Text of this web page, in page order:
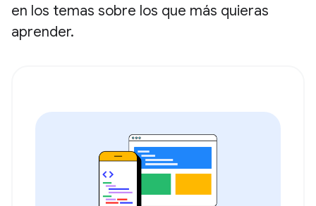
en los temas sobre los que más quieras
aprender.